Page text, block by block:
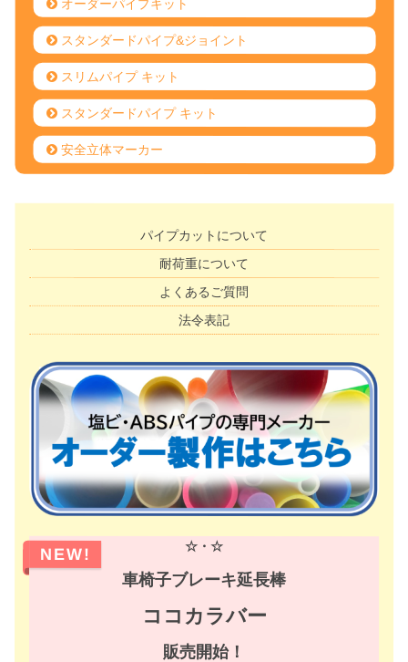
オーダーパイプキット
スタンダードパイプ&ジョイント
スリムパイプ キット
スタンダードパイプ キット
安全立体マーカー
パイプカットについて
耐荷重について
よくあるご質問
法令表記
NEW! ☆・☆
車椅子ブレーキ延長棒
ココカラバー
販売開始！